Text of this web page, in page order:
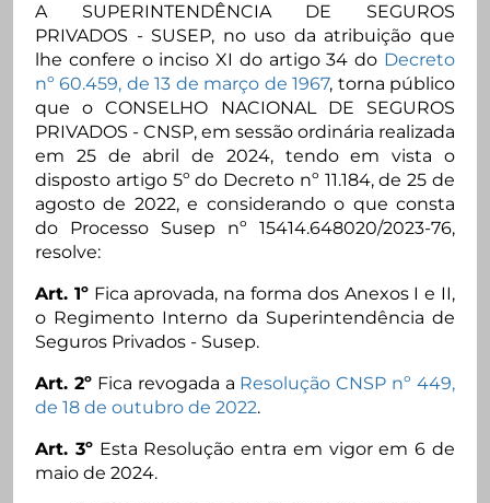
A SUPERINTENDÊNCIA DE SEGUROS
PRIVADOS - SUSEP, no uso da atribuição que
lhe confere o inciso XI do artigo 34 do Decreto
nº 60.459, de 13 de março de 1967, torna público
que o CONSELHO NACIONAL DE SEGUROS
PRIVADOS - CNSP, em sessão ordinária realizada
em 25 de abril de 2024, tendo em vista o
disposto artigo 5º do Decreto nº 11.184, de 25 de
agosto de 2022, e considerando o que consta
do Processo Susep nº 15414.648020/2023-76,
resolve:
Art. 1ºFica aprovada, na forma dos Anexos I e II,
o Regimento Interno da Superintendência de
Seguros Privados - Susep.
Art. 2ºFica revogada a Resolução CNSP nº 449,
de 18 de outubro de 2022.
Art. 3ºEsta Resolução entra em vigor em 6 de
maio de 2024.